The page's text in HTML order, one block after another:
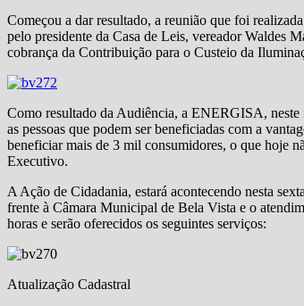
Começou a dar resultado, a reunião que foi
pelo presidente da Casa de Leis, vereador Waldes
cobrança da Contribuição para o Custeio da
Como resultado da Audiência, a ENERGISA, neste
as pessoas que podem ser beneficiadas com a
beneficiar mais de 3 mil consumidores, o que hoje
Executivo.
A Ação de Cidadania, estará acontecendo nesta
frente à Câmara Municipal de Bela Vista e o
horas e serão oferecidos os seguintes serviços:
Atualização Cadastral